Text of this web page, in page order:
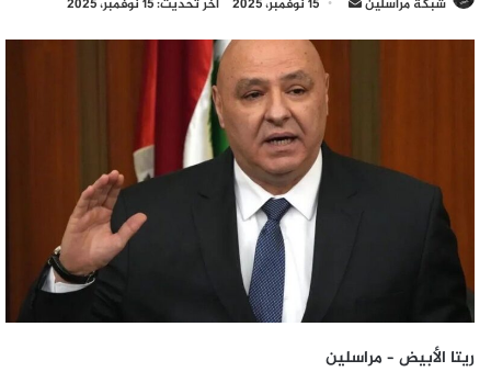
شبكة مراسلين
إلكترونيا
15 نوفمبر، 2025 آخر تحديث: 15 نوفمبر، 2025
ريتا الأبيض – مراسلين